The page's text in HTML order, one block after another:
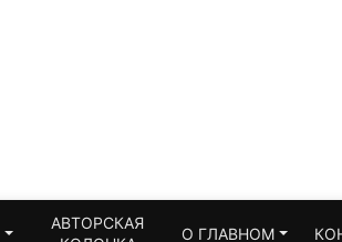
АВТОРСКАЯ
О ГЛАВНОМ